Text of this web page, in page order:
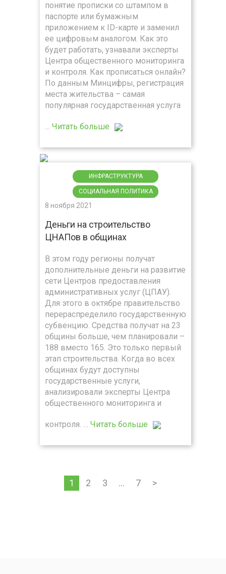
понятие прописки со штампом в
паспорте или бумажным
приложением к ID-карте и заменил
ее цифровым аналогом. Как это
будет работать, узнавали эксперты
Центра общественного мониторинга
и контроля. Как прописаться онлайн?
По данным Минцифры, регистрация
места жительства – самая
популярная государственная услуга
… Читать больше
ИНФРАСТРУКТУРА
СОЦИАЛЬНАЯ ПОЛИТИКА
8 ноября 2021
Деньги на строительство
ЦНАПов в общинах
В этом году регионы получат
дополнительные деньги на развитие
сети Центров предоставления
административных услуг (ЦПАУ).
Для этого в октябре правительство
перераспределило государственную
субвенцию. Средства получат на 23
общины больше, чем планировали –
188 вместо 165. Это только первый
этап строительства. Когда во всех
общинах будут доступны
государственные услуги,
анализировали эксперты Центра
общественного мониторинга и
контроля. … Читать больше
1 2 3 … 7 >